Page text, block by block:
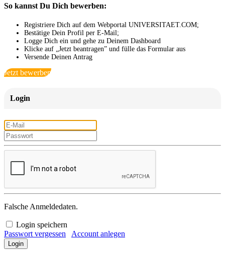
So kannst Du Dich bewerben:
Registriere Dich auf dem Webportal UNIVERSITAET.COM;
Bestätige Dein Profil per E-Mail;
Logge Dich ein und gehe zu Deinem Dashboard
Klicke auf „Jetzt beantragen” und fülle das Formular aus
Versende Deinen Antrag
Jetzt bewerben
Login
Falsche Anmeldedaten.
Login speichern
Passwort vergessen
Account anlegen